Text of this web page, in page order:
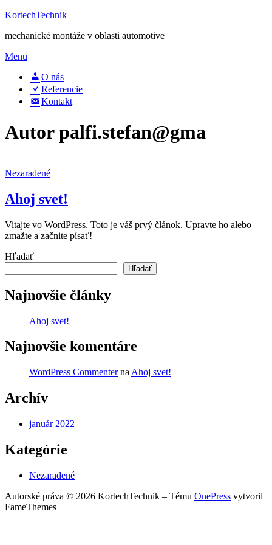
Prejsť
obsah
KortechTechnik
mechanické montáže v oblasti automotive
Menu
O nás
Referencie
Kontakt
Autorpalfi.stefan@gma
Nezaradené
Ahoj svet!
Vitajte vo WordPress. Toto je váš prvý článok. Upravte ho alebo
zmažte a začnite písať!
Hľadať
Hľadať
Najnovšie články
Ahoj svet!
Najnovšie komentáre
WordPress Commenterna Ahoj svet!
Archív
január 2022
Kategórie
Nezaradené
Autorské práva © 2026 KortechTechnik – Tému OnePress vytvoril
FameThemes